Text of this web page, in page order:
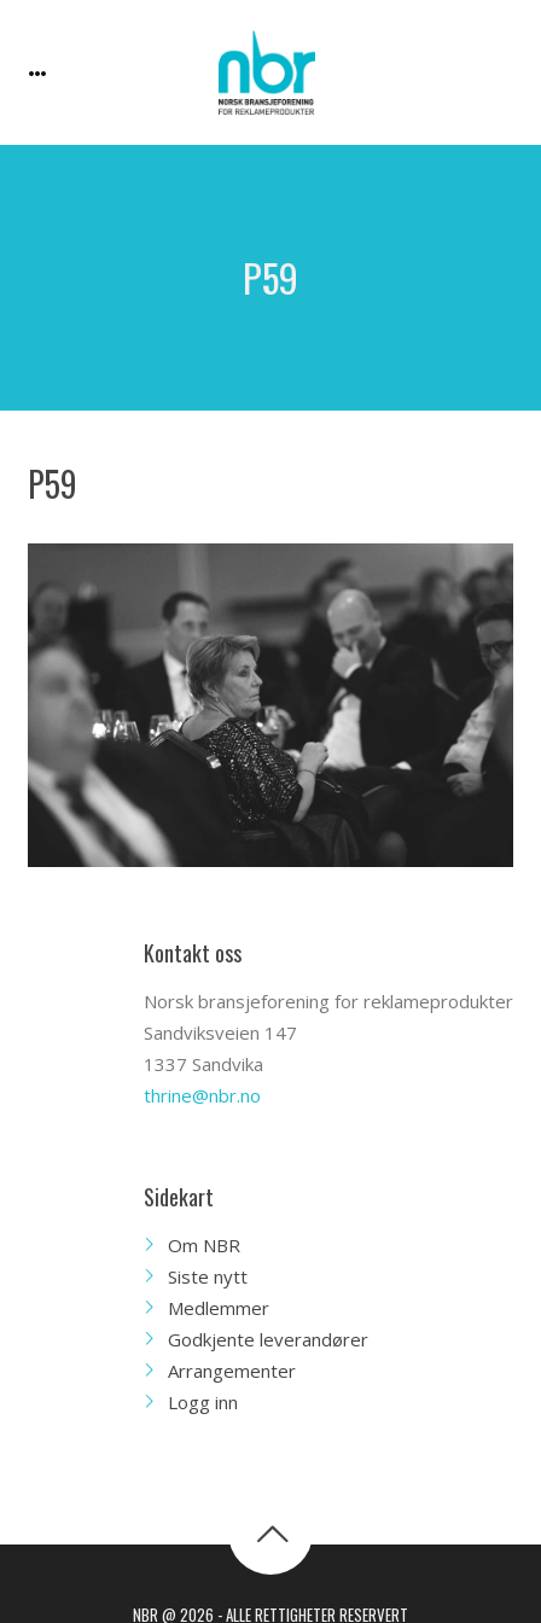
P59
P59
Kontakt oss
Norsk bransjeforening for reklameprodukter
Sandviksveien 147
1337 Sandvika
thrine@nbr.no
Sidekart
Om NBR
Siste nytt
Medlemmer
Godkjente leverandører
Arrangementer
Logg inn
NBR @ 2026 - ALLE RETTIGHETER RESERVERT